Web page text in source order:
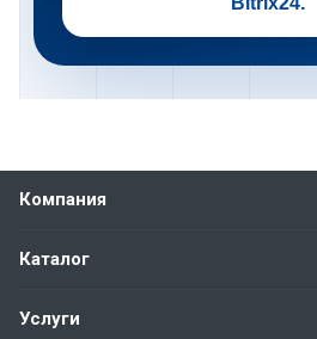
Компания
Каталог
Услуги